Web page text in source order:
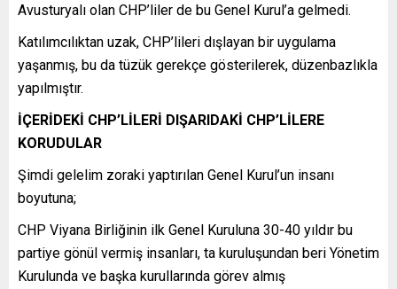
Avusturyalı olan CHP’liler de bu Genel Kurul’a gelmedi.
Katılımcılıktan uzak, CHP’lileri dışlayan bir uygulama
yaşanmış, bu da tüzük gerekçe gösterilerek, düzenbazlıkla
yapılmıştır.
İÇERİDEKİ CHP’LİLERİ DIŞARIDAKİ CHP’LİLERE
KORUDULAR
Şimdi gelelim zoraki yaptırılan Genel Kurul’un insanı
boyutuna;
CHP Viyana Birliğinin ilk Genel Kuruluna 30-40 yıldır bu
partiye gönül vermiş insanları, ta kuruluşundan beri Yönetim
Kurulunda ve başka kurullarında görev almış